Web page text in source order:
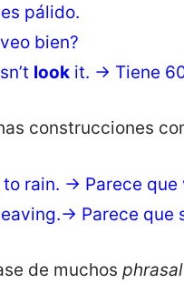
pálido.
bien?
lookit. → Tiene
construcciones
rain. → Parece que
Parece que
de muchos